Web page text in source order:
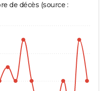
de décès (source :